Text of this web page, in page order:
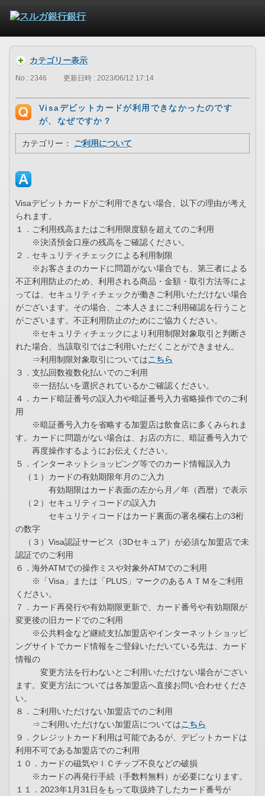
カテゴリー表示
No : 2346 更新日時 : 2023/06/12 17:14
Visaデビットカードが利用できなかったのです
が、なぜですか？
カテゴリー： ご利用について
Visaデビットカードがご利用できない場合、以下の理由が考え
られます。
１．ご利用残高またはご利用限度額を超えてのご利用
※決済預金口座の残高をご確認ください。
２．セキュリティチェックによる利用制限
※お客さまのカードに問題がない場合でも、第三者による
不正利用防止のため、利用される商品・金額・取引方法等によ
っては、セキュリティチェックが働きご利用いただけない場合
がございます。その場合、ご本人さまにご利用確認を行うこと
がございます。不正利用防止のためにご協力ください。
※セキュリティチェックにより利用制限対象取引と判断さ
れた場合、当該取引ではご利用いただくことができません。
⇒利用制限対象取引についてはこちら
３．支払回数複数化払いでのご利用
※一括払いを選択されているかご確認ください。
４．カード暗証番号の誤入力や暗証番号入力省略操作でのご利
用
※暗証番号入力を省略する加盟店は飲食店に多くみられま
す。カードに問題がない場合は、お店の方に、暗証番号入力で
再度操作するようにお伝えください。
５．インターネットショッピング等でのカード情報誤入力
（１）カードの有効期限年月のご入力
有効期限はカード表面の左から月／年（西暦）で表示
（２）セキュリティコードの誤入力
セキュリティコードはカード裏面の署名欄右上の3桁
の数字
（３）Visa認証サービス（3Dセキュア）が必須な加盟店で未
認証でのご利用
６．海外ATMでの操作ミスや対象外ATMでのご利用
※「Visa」または「PLUS」マークのあるＡＴＭをご利用
ください。
７．カード再発行や有効期限更新で、カード番号や有効期限が
変更後の旧カードでのご利用
※公共料金など継続支払加盟店やインターネットショッピ
ングサイトでカード情報をご登録いただいている先は、カード
情報の
変更方法を行わないとご利用いただけない場合がござい
ます。変更方法については各加盟店へ直接お問い合わせくださ
い。
８．ご利用いただけない加盟店でのご利用
⇒ご利用いただけない加盟店についてはこちら
９．クレジットカード利用は可能であるが、デビットカードは
利用不可である加盟店でのご利用
１０．カードの磁気やＩＣチップ不良などの破損
※カードの再発行手続（手数料無料）が必要になります。
１１．2023年1月31日をもって取扱終了したカード番号が